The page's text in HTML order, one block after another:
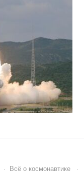
· Всё о космонавтике ·